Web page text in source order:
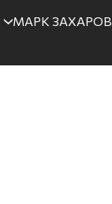
МАРК ЗАХАРОВ